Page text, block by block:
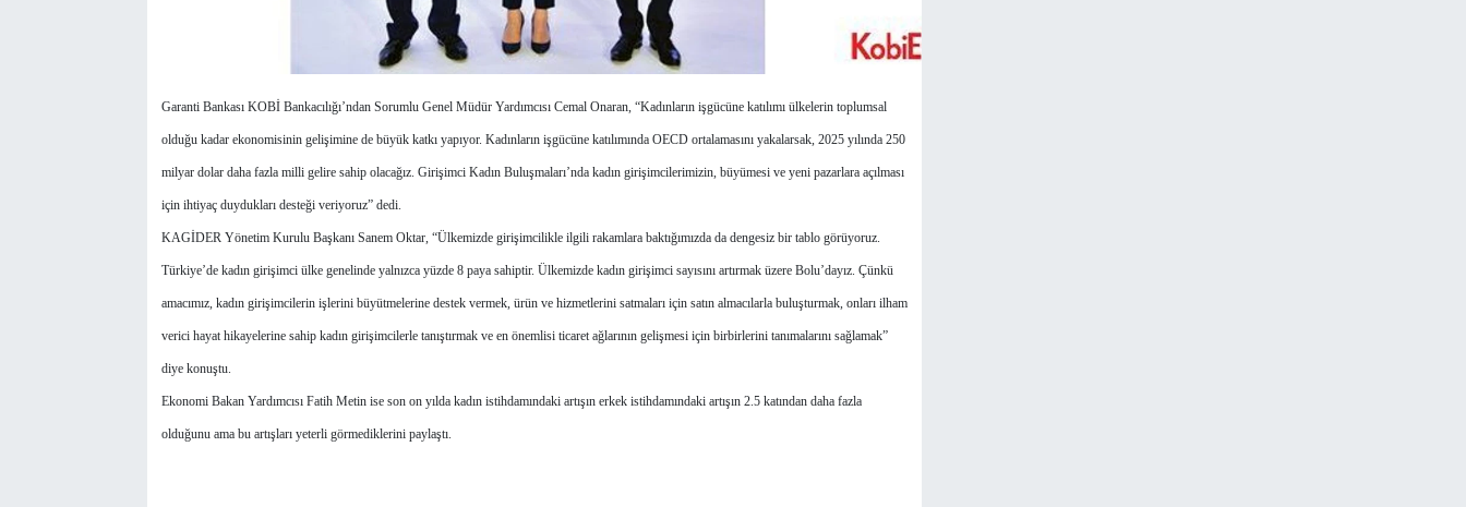
Garanti Bankası KOBİ Bankacılığı’ndan Sorumlu Genel Müdür Yardımcısı Cemal Onaran, “Kadınların işgücüne katılımı ülkelerin toplumsal
olduğu kadar ekonomisinin gelişimine de büyük katkı yapıyor. Kadınların işgücüne katılımında OECD ortalamasını yakalarsak, 2025 yılında 250
milyar dolar daha fazla milli gelire sahip olacağız. Girişimci Kadın Buluşmaları’nda kadın girişimcilerimizin, büyümesi ve yeni pazarlara açılması
için ihtiyaç duydukları desteği veriyoruz” dedi.
KAGİDER Yönetim Kurulu Başkanı Sanem Oktar, “Ülkemizde girişimcilikle ilgili rakamlara baktığımızda da dengesiz bir tablo görüyoruz.
Türkiye’de kadın girişimci ülke genelinde yalnızca yüzde 8 paya sahiptir. Ülkemizde kadın girişimci sayısını artırmak üzere Bolu’dayız. Çünkü
amacımız, kadın girişimcilerin işlerini büyütmelerine destek vermek, ürün ve hizmetlerini satmaları için satın almacılarla buluşturmak, onları ilham
verici hayat hikayelerine sahip kadın girişimcilerle tanıştırmak ve en önemlisi ticaret ağlarının gelişmesi için birbirlerini tanımalarını sağlamak”
diye konuştu.
Ekonomi Bakan Yardımcısı Fatih Metin ise son on yılda kadın istihdamındaki artışın erkek istihdamındaki artışın 2.5 katından daha fazla
olduğunu ama bu artışları yeterli görmediklerini paylaştı.